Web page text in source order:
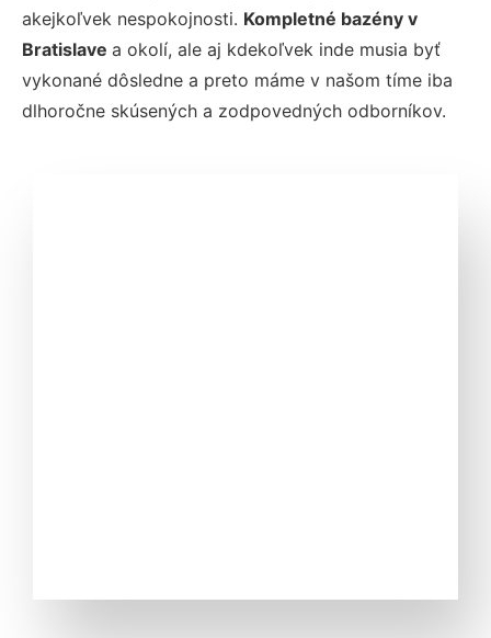
akejkoľvek nespokojnosti. Kompletné bazény v
Bratislave a okolí, ale aj kdekoľvek inde musia byť
vykonané dôsledne a preto máme v našom tíme iba
dlhoročne skúsených a zodpovedných odborníkov.